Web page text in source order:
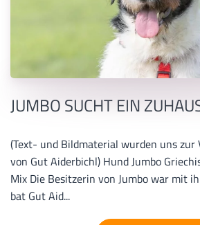
JUMBO SUCHT EIN
(Text- und Bildmaterial wurden uns zur
von Gut Aiderbichl) Hund Jumbo
Mix Die Besitzerin von Jumbo war mit
bat Gut Aid...